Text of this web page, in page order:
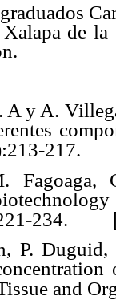
de
A y A.
217.
234.
P.
and